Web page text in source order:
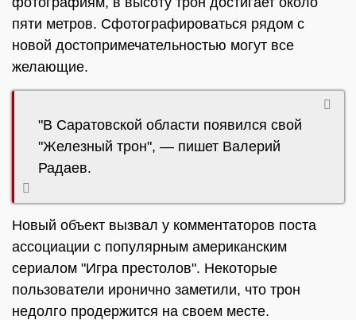
пяти метров. Сфотографироваться рядом с
новой достопримечательностью могут все
желающие.
"В Саратовской области появился свой
"Железный трон", — пишет Валерий
Радаев.
Новый объект вызвал у комментаторов поста
ассоциации с популярным американским
сериалом "Игра престолов". Некоторые
пользователи иронично заметили, что трон
недолго продержится на своем месте.